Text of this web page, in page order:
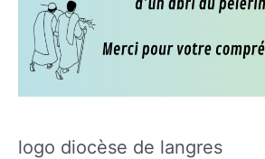
logo diocèse de langres